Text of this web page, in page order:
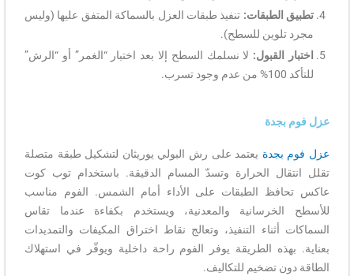
تطبيق الطبقات: تنفيذ طبقات العزل بالسماكة المتفق عليها (وليس
مجرد تلوين للسطح).
اختبار القبول: لا نسلمك السطح إلا بعد اختبار “الغمر” أو “الرش”
للتأكد 100% من عدم وجود تسرب.
عزل فوم بجدة
عزل فوم بجدة يعتمد على رش البولي يوريثان لتشكيل طبقة متصلة
تقلل انتقال الحرارة وتسدّ المسام الدقيقة. باستخدام توب كوت
عاكس تحافظ الطبقات على الأداء أمام الشمس. الفوم مناسب
للأسطح الخرسانية والمعدنية، ويستخدم بكفاءة عندما تقاس
السماكات أثناء التنفيذ، وتعالج نقاط اختراق المكيفات والتمديدات
بعناية. بهذه الطريقة يوفر الفوم راحة داخلية ويوفّر في استهلاك
الطاقة دون تضخيم للتكاليف.